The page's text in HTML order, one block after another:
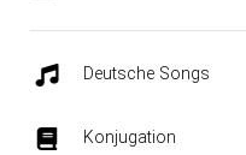
Deutsche Songs
Konjugation